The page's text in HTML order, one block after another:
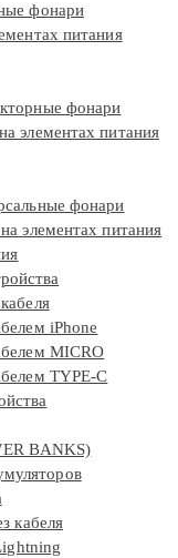
фонари
питания
фонари
элементах питания
фонари
элементах питания
iPhone
MICRO
TYPE-C
BANKS)
кабеля